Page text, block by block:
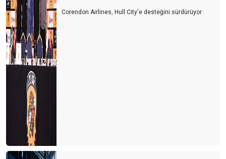
Corendon Airlines, Hull City'e desteğini sürdürüyor